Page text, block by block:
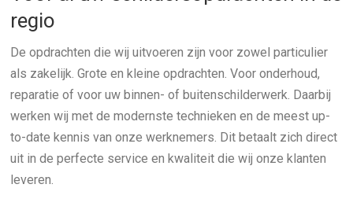
regio
De opdrachten die wij uitvoeren zijn voor zowel particulier
als zakelijk. Grote en kleine opdrachten. Voor onderhoud,
reparatie of voor uw binnen- of buitenschilderwerk. Daarbij
werken wij met de modernste technieken en de meest up-
to-date kennis van onze werknemers. Dit betaalt zich direct
uit in de perfecte service en kwaliteit die wij onze klanten
leveren.